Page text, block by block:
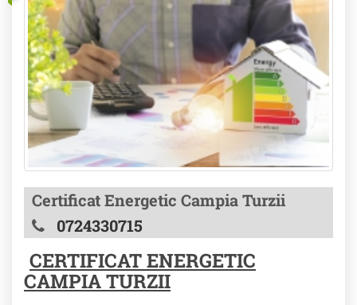
Certificat Energetic Campia Turzii
0724330715
CERTIFICAT ENERGETIC
CAMPIA TURZII